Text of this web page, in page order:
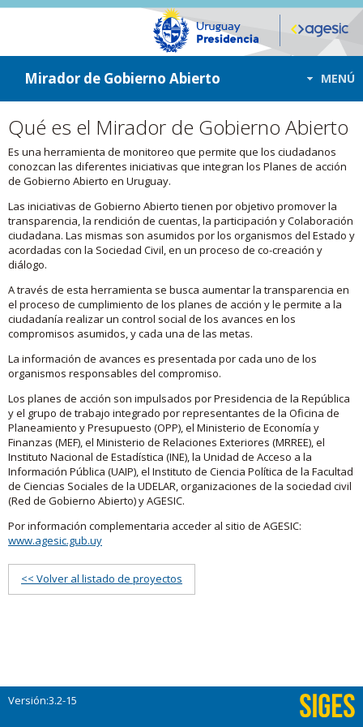
ir a contenido
ir al menú
Mirador de Gobierno Abierto MENÚ
Qué es el Mirador de Gobierno Abierto
Es una herramienta de monitoreo que permite que los ciudadanos
conozcan las diferentes iniciativas que integran los Planes de acción
de Gobierno Abierto en Uruguay.
Las iniciativas de Gobierno Abierto tienen por objetivo promover la
transparencia, la rendición de cuentas, la participación y Colaboración
ciudadana. Las mismas son asumidos por los organismos del Estado y
acordadas con la Sociedad Civil, en un proceso de co-creación y
diálogo.
A través de esta herramienta se busca aumentar la transparencia en
el proceso de cumplimiento de los planes de acción y le permite a la
ciudadanía realizar un control social de los avances en los
compromisos asumidos, y cada una de las metas.
La información de avances es presentada por cada uno de los
organismos responsables del compromiso.
Los planes de acción son impulsados por Presidencia de la República
y el grupo de trabajo integrado por representantes de la Oficina de
Planeamiento y Presupuesto (OPP), el Ministerio de Economía y
Finanzas (MEF), el Ministerio de Relaciones Exteriores (MRREE), el
Instituto Nacional de Estadística (INE), la Unidad de Acceso a la
Información Pública (UAIP), el Instituto de Ciencia Política de la Facultad
de Ciencias Sociales de la UDELAR, organizaciones de la sociedad civil
(Red de Gobierno Abierto) y AGESIC.
Por información complementaria acceder al sitio de AGESIC:
www.agesic.gub.uy
<< Volver al listado de proyectos
Versión:3.2-15